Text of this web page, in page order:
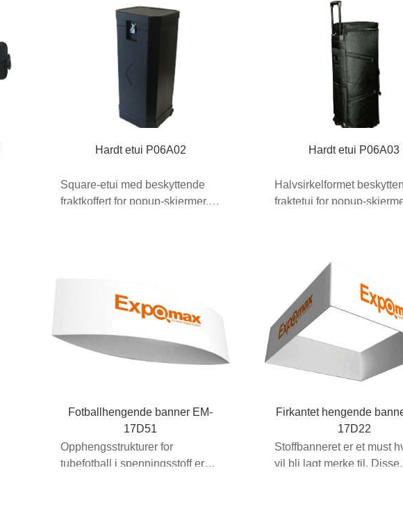
Hardt etui P06A02
Square-etui med beskyttende
fraktkoffert for popup-skjermer.
Hardt etui P06A03
Halvsirkelformet
fraktetui for popup-
Fotballhengende banner EM-
17D51
Opphengsstrukturer for
tubefotball i spenningsstoff er
Firkantet hengende
17D22
Stoffbanneret er et must
vil bli lagt merke til. Disse